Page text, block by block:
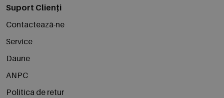
Suport Clienți
Contactează-ne
Service
Daune
ANPC
Politica de retur